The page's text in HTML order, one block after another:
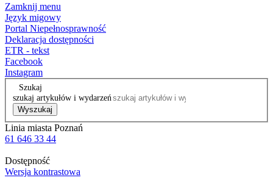
Zamknij menu
Język migowy
Portal Niepełnosprawność
Deklaracja dostępności
ETR - tekst
Facebook
Instagram
Szukaj
szukaj artykułów i wydarzeń
Wyszukaj
Linia miasta Poznań
61 646 33 44
Dostępność
Wersja kontrastowa